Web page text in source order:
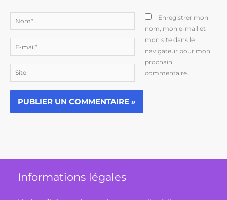
mail*
Enregistrer mon
nom, mon e-mail et
mon site dans le
navigateur pour mon
prochain
commentaire.
Informations légales